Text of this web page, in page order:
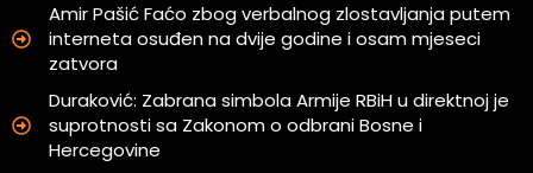
Amir Pašić Faćo zbog verbalnog zlostavljanja putem
interneta osuđen na dvije godine i osam mjeseci
zatvora
Duraković: Zabrana simbola Armije RBiH u direktnoj je
suprotnosti sa Zakonom o odbrani Bosne i
Hercegovine